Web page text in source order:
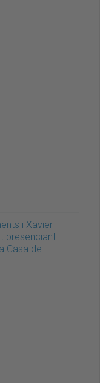
i Xavier
presenciant
Casa de